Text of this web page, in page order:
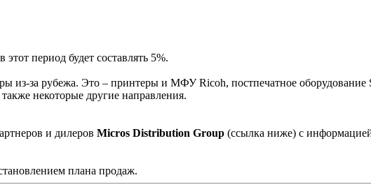
период будет составлять 5%.
из-за рубежа. Это – принтеры и МФУ Ricoh, постпечатное оборудование
некоторые другие направления.
и дилеров Micros Distribution Group (ссылка ниже) с
плана продаж.